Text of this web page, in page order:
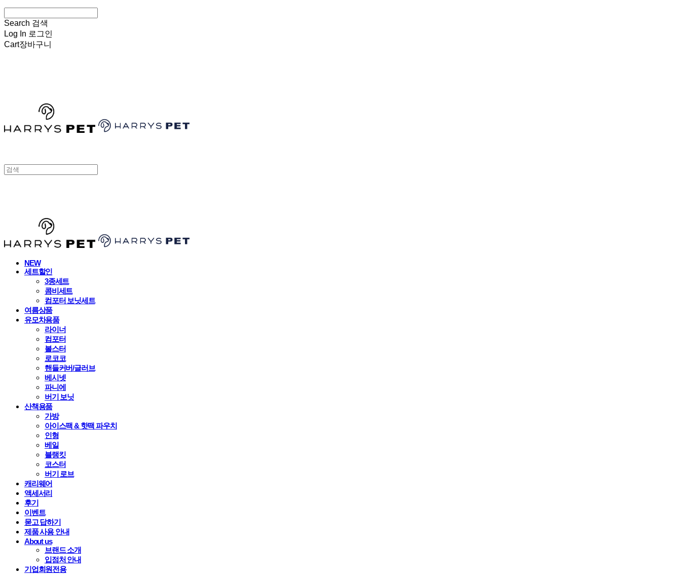
Search 검색
Log In 로그인
Cart장바구니
NEW
세트할인
3종세트
콤비세트
컴포터 보닛세트
여름상품
유모차용품
라이너
컴포터
볼스터
로코코
핸들커버/글러브
베시넷
파니에
버기 보닛
산책용품
가방
아이스팩 & 핫팩 파우치
인형
베일
블랭킷
코스터
버기 로브
캐리웨어
액세서리
후기
이벤트
묻고 답하기
제품 사용 안내
About us
브랜드 소개
입점처 안내
기업회원전용